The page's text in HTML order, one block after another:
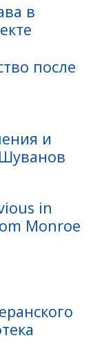
в
после
и
in
Monroe